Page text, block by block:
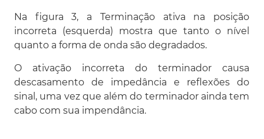
Na figura 3, a Terminação ativa na posição
incorreta (esquerda) mostra que tanto o nível
quanto a forma de onda são degradados.
O ativação incorreta do terminador causa
descasamento de impedância e reflexões do
sinal, uma vez que além do terminador ainda tem
cabo com sua impendância.